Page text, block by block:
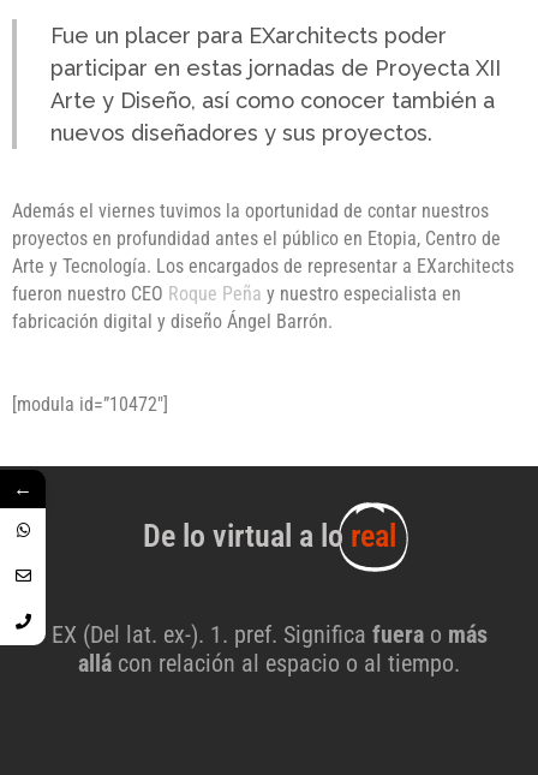
Fue un placer para EXarchitects poder
participar en estas jornadas de Proyecta XII
Arte y Diseño, así como conocer también a
nuevos diseñadores y sus proyectos.
Además el viernes tuvimos la oportunidad de contar nuestros
proyectos en profundidad antes el público en Etopia, Centro de
Arte y Tecnología. Los encargados de representar a EXarchitects
fueron nuestro CEO Roque Peña y nuestro especialista en
fabricación digital y diseño Ángel Barrón.
[modula id=”10472″]
De lo virtual a lo real
EX (Del lat. ex-). 1. pref. Significa fuera o más
allá con relación al espacio o al tiempo.
←